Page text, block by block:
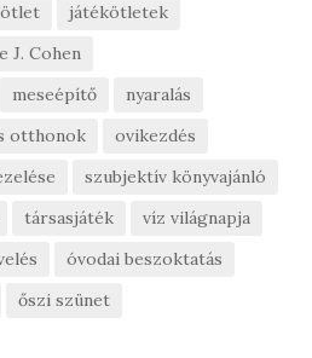
játékötletek
J. Cohen
meseépítő
nyaralás
otthonok
ovikezdés
szubjektív könyvajánló
társasjáték
víz világnapja
óvodai beszoktatás
őszi szünet